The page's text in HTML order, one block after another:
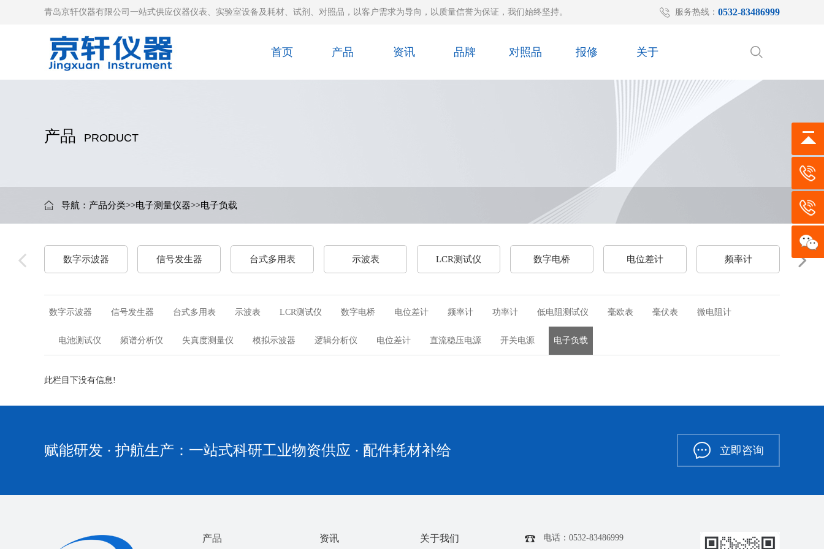
青岛京轩仪器有限公司一站式供应仪器仪表、实验室设备及耗材、试剂、对照品，以客户需求为导向，以质量信誉为保证，我们始终坚持。 服务热线： 0532-83486999
首页 产品 资讯 品牌 对照品 报修 关于
产品 PRODUCT
导航： 产品分类>>电子测量仪器>>电子负载
数字示波器 信号发生器 台式多用表 示波表 LCR测试仪 数字电桥 电位差计 频率计
数字示波器 信号发生器 台式多用表 示波表 LCR测试仪 数字电桥 电位差计 频率计 功率计 低电阻测试仪 毫欧表 毫伏表 微电阻计
电池测试仪 频谱分析仪 失真度测量仪 模拟示波器 逻辑分析仪 电位差计 直流稳压电源 开关电源 电子负载
此栏目下没有信息!
赋能研发 · 护航生产：一站式科研工业物资供应 · 配件耗材补给 立即咨询
产品 资讯 关于我们 电话：0532-83486999